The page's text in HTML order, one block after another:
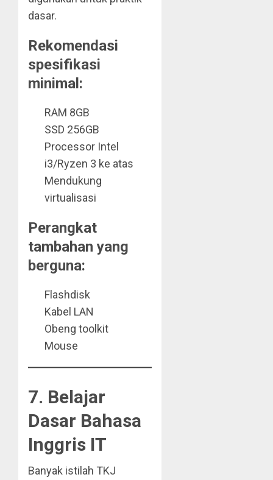
dasar.
Rekomendasi
spesifikasi
minimal:
RAM 8GB
SSD 256GB
Processor Intel
i3/Ryzen 3 ke atas
Mendukung
virtualisasi
Perangkat
tambahan yang
berguna:
Flashdisk
Kabel LAN
Obeng toolkit
Mouse
7. Belajar
Dasar Bahasa
Inggris IT
Banyak istilah TKJ